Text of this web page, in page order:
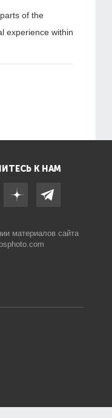
of the
experience within
К НАМ
материалов сайта